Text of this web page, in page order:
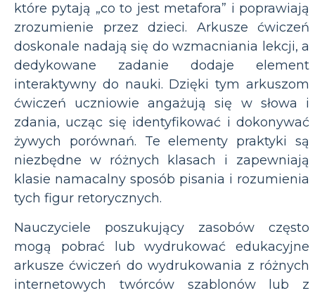
które pytają „co to jest metafora” i poprawiają
zrozumienie przez dzieci. Arkusze ćwiczeń
doskonale nadają się do wzmacniania lekcji, a
dedykowane zadanie dodaje element
interaktywny do nauki. Dzięki tym arkuszom
ćwiczeń uczniowie angażują się w słowa i
zdania, ucząc się identyfikować i dokonywać
żywych porównań. Te elementy praktyki są
niezbędne w różnych klasach i zapewniają
klasie namacalny sposób pisania i rozumienia
tych figur retorycznych.
Nauczyciele poszukujący zasobów często
mogą pobrać lub wydrukować edukacyjne
arkusze ćwiczeń do wydrukowania z różnych
internetowych twórców szablonów lub z